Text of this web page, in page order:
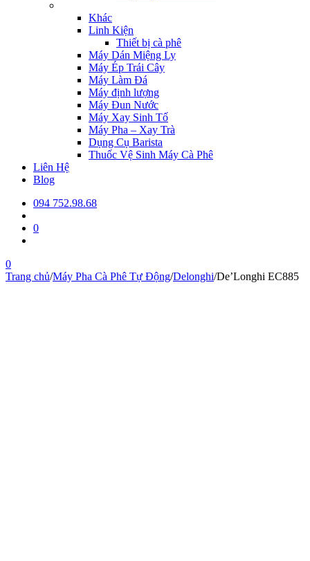
Khác
Linh Kiện
Thiết bị cà phê
Máy Dán Miệng Ly
Máy Ép Trái Cây
Máy Làm Đá
Máy định lượng
Máy Đun Nước
Máy Xay Sinh Tố
Máy Pha – Xay Trà
Dụng Cụ Barista
Thuốc Vệ Sinh Máy Cà Phê
Liên Hệ
Blog
094 752.98.68
0
0
Trang chủ/Máy Pha Cà Phê Tự Động/Delonghi/De’Longhi EC885